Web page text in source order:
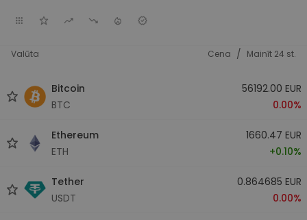
Valūta Cena / Mainīt 24 st.
Bitcoin
BTC
56192.00 EUR
0.00%
Ethereum
ETH
1660.47 EUR
+0.10%
Tether
USDT
0.864685 EUR
0.00%